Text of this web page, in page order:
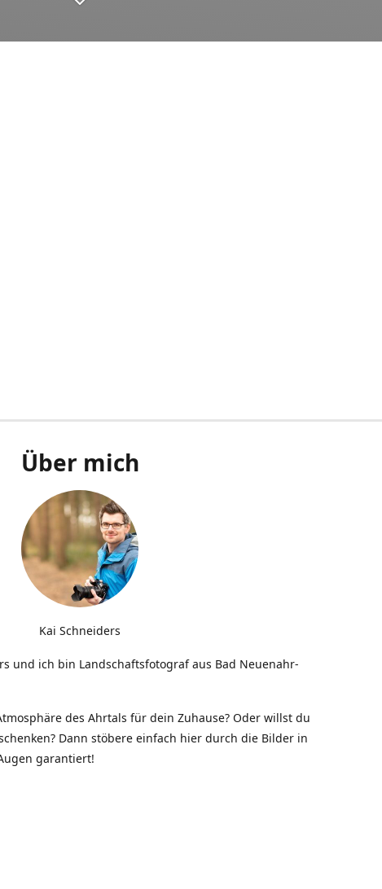
Über mich
Kai Schneiders
und ich bin Landschaftsfotograf aus Bad Neuenahr-
des Ahrtals für dein Zuhause? Oder willst du
Dann stöbere einfach hier durch die Bilder in
garantiert!